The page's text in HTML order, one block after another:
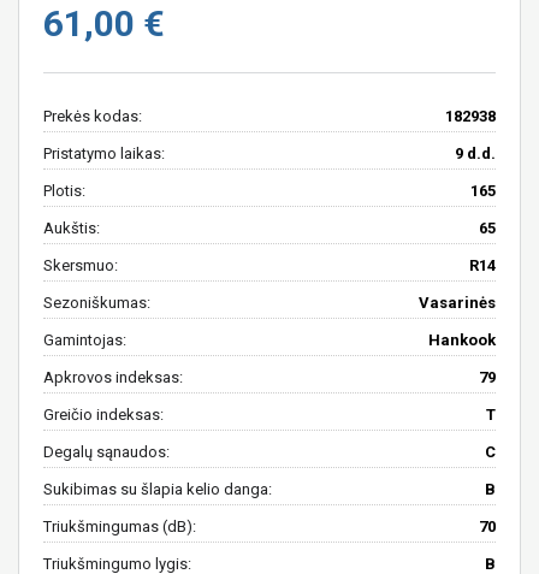
61,00 €
Prekės kodas: 182938
Pristatymo laikas: 9 d.d.
Plotis: 165
Aukštis: 65
Skersmuo: R14
Sezoniškumas: Vasarinės
Gamintojas: Hankook
Apkrovos indeksas: 79
Greičio indeksas: T
Degalų sąnaudos: C
Sukibimas su šlapia kelio danga: B
Triukšmingumas (dB): 70
Triukšmingumo lygis: B